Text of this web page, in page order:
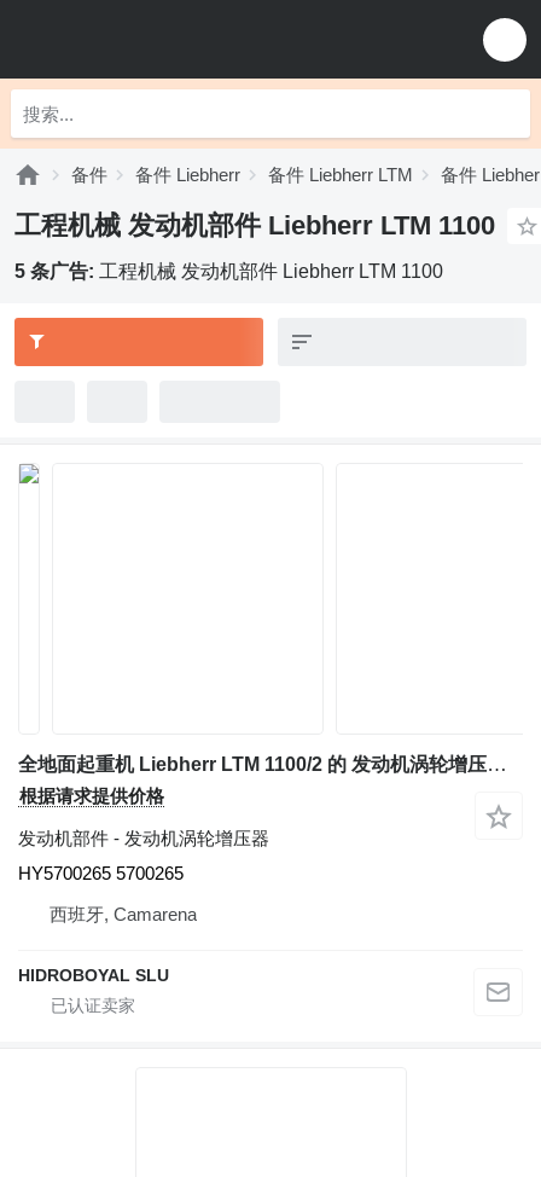
备件 备件 Liebherr 备件 Liebherr LTM 备件
工程机械 发动机部件 Liebherr LTM 1100
5 条广告: 工程机械 发动机部件 Liebherr LTM 1100
全地面起重机 Liebherr LTM 1100/2 的 发动机涡轮增压器 BorgWarner TURBO K-29 HY5700265
根据请求提供价格
发动机部件 - 发动机涡轮增压器
HY5700265 5700265
西班牙, Camarena
HIDROBOYAL SLU